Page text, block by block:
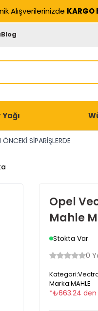
Alışverilerinizde KARGO
Blog
SİPARİŞLERDE
Opel
Mahle
Stokta Var
0
Kategori:
Marka:MAHLE
*₺663.24 den